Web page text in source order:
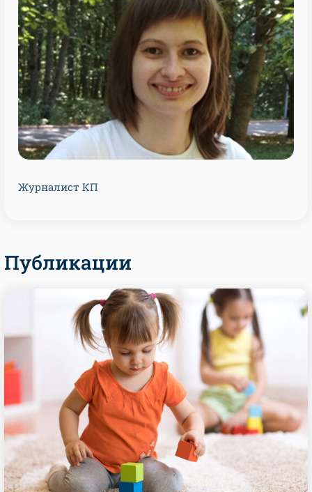
Журналист КП
Публикации